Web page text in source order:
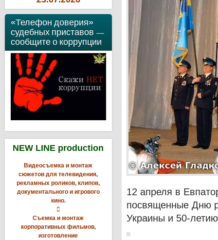
«Телефон доверия»
судебных приставов —
сообщите о коррупции
NEW LINE production
Видеосъемка и монтаж
сюжетов для телевидения,
рекламных роликов, клипов,
документального и игрового
кино.

Съемка и монтаж
корпоративных фильмов,
изготовление
12 апреля в
посвященные Дню
Украины и 50-